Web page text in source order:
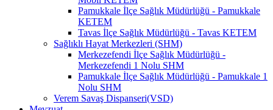
Pamukkale İlçe Sağlık Müdürlüğü - Pamukkale
KETEM
Tavas İlçe Sağlık Müdürlüğü - Tavas KETEM
Sağlıklı Hayat Merkezleri (SHM)
Merkezefendi İlçe Sağlık Müdürlüğü -
Merkezefendi 1 Nolu SHM
Pamukkale İlçe Sağlık Müdürlüğü - Pamukkale 1
Nolu SHM
Verem Savaş Dispanseri(VSD)